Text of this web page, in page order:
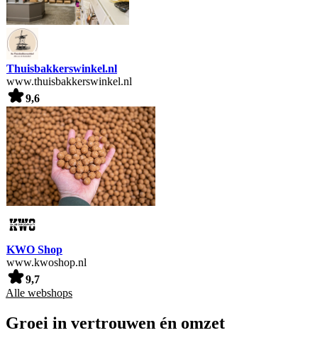
Thuisbakkerswinkel.nl
www.thuisbakkerswinkel.nl
9,6
KWO Shop
www.kwoshop.nl
9,7
Alle webshops
Groei in vertrouwen én omzet